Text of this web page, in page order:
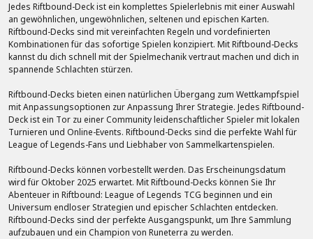
Jedes Riftbound-Deck ist ein komplettes Spielerlebnis mit einer Auswahl
an gewöhnlichen, ungewöhnlichen, seltenen und epischen Karten.
Riftbound-Decks sind mit vereinfachten Regeln und vordefinierten
Kombinationen für das sofortige Spielen konzipiert. Mit Riftbound-Decks
kannst du dich schnell mit der Spielmechanik vertraut machen und dich in
spannende Schlachten stürzen.
Riftbound-Decks bieten einen natürlichen Übergang zum Wettkampfspiel
mit Anpassungsoptionen zur Anpassung Ihrer Strategie. Jedes Riftbound-
Deck ist ein Tor zu einer Community leidenschaftlicher Spieler mit lokalen
Turnieren und Online-Events. Riftbound-Decks sind die perfekte Wahl für
League of Legends-Fans und Liebhaber von Sammelkartenspielen.
Riftbound-Decks können vorbestellt werden. Das Erscheinungsdatum
wird für Oktober 2025 erwartet. Mit Riftbound-Decks können Sie Ihr
Abenteuer in Riftbound: League of Legends TCG beginnen und ein
Universum endloser Strategien und epischer Schlachten entdecken.
Riftbound-Decks sind der perfekte Ausgangspunkt, um Ihre Sammlung
aufzubauen und ein Champion von Runeterra zu werden.